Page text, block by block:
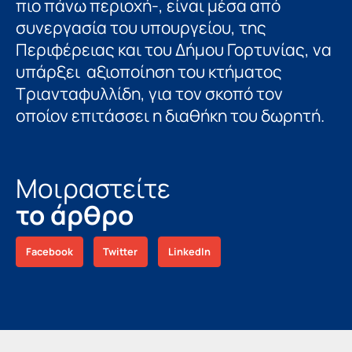
πιο πάνω περιοχή-, είναι μέσα από
συνεργασία του υπουργείου, της
Περιφέρειας και του Δήμου Γορτυνίας, να
υπάρξει αξιοποίηση του κτήματος
Τριανταφυλλίδη, για τον σκοπό τον
οποίον επιτάσσει η διαθήκη του δωρητή.
Μοιραστείτε
το άρθρο
Facebook Twitter LinkedIn